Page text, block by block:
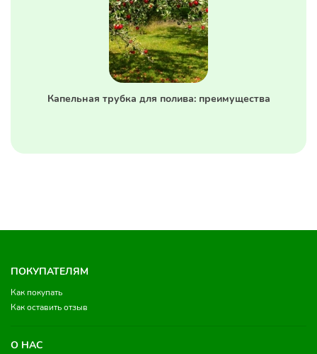
Капельная трубка для полива: преимущества
ПОКУПАТЕЛЯМ
Как покупать
Как оставить отзыв
О НАС